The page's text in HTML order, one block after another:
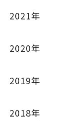
2021年
2020年
2019年
2018年